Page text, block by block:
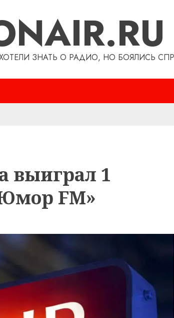
ЗНАТЬ О РАДИО, НО БОЯЛИСЬ
выиграл 1
FM»